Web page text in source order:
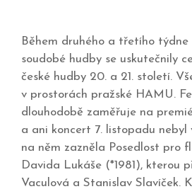
Během druhého a třetího
soudobé hudby se uskutečnily
české hudby 20. a 21. století.
v prostorách pražské HAMU.
dlouhodobě zaměřuje na
a ani koncert 7. listopadu nebyl
na něm zazněla Posedlost pro
Davida Lukáše (*1981), kterou
Vaculová a Stanislav Slavíček.